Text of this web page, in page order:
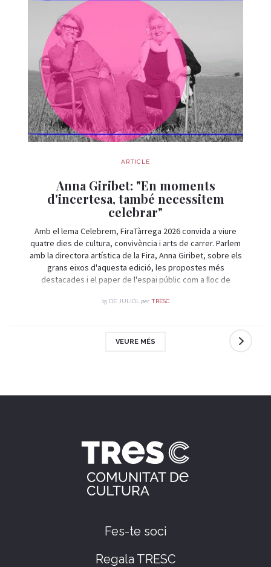
ARTICLE
Anna Giribet: "En moments
d'incertesa, també necessitem
celebrar"
Amb el lema Celebrem, FiraTàrrega 2026 convida a viure
quatre dies de cultura, convivència i arts de carrer. Parlem
amb la directora artística de la Fira, Anna Giribet, sobre els
grans eixos d'aquesta edició, les propostes més
destacades i el paper de l'espai públic com a lloc de
15 DE JULIOL per TRESC
VEURE MÉS
Fes-te soci
Regala TRESC